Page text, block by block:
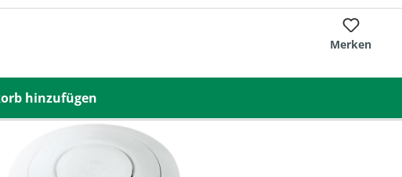
Merken
hinzufügen